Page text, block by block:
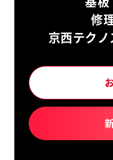
修
京西テク